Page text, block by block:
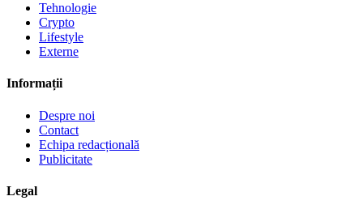
Tehnologie
Crypto
Lifestyle
Externe
Informații
Despre noi
Contact
Echipa redacțională
Publicitate
Legal